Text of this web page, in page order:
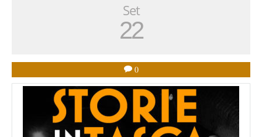
Set
22
0